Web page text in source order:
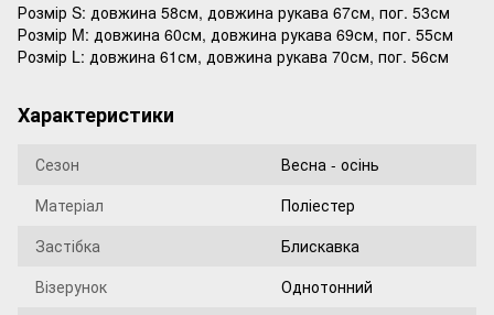
Розмір S: довжина 58см, довжина рукава 67см, пог. 53см
Розмір M: довжина 60см, довжина рукава 69см, пог. 55см
Розмір L: довжина 61см, довжина рукава 70см, пог. 56см
Характеристики
Сезон
Весна - осінь
Матеріал
Поліестер
Застібка
Блискавка
Візерунок
Однотонний